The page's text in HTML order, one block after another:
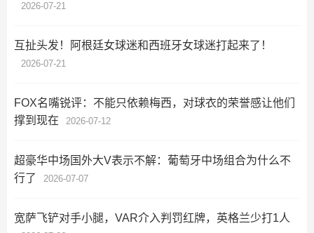
2026-07-21
互扯头发！阿根廷女球迷和西班牙女球迷打起来了！
2026-07-21
FOX名嘴锐评：不能只依赖梅西，对球衣的荣誉感让他们
撑到现在
2026-07-12
超豪华中场国外大V表示不解：葡萄牙中场组合为什么不
行了
2026-07-07
宽萨飞铲对手小腿，VAR介入判罚红牌，英格兰少打1人